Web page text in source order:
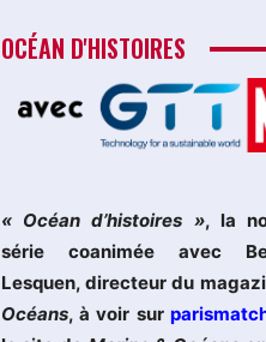
OCÉAN D'HISTOIRES
« Océan d’histoires », la
série coanimée avec
Lesquen, directeur du
Océans, à voir sur